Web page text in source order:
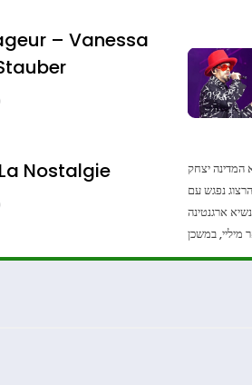
– Vanessa
Nostalgie
המדינה יצחק
הרצוג נפגש עם
נשיא ארגנטינה
מיליי, במשכן
בירושלים.
– Vanessa De